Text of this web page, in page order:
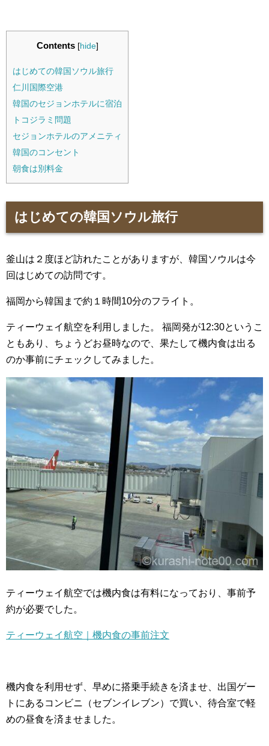
Contents [hide]
はじめての韓国ソウル旅行
仁川国際空港
韓国のセジョンホテルに宿泊
トコジラミ問題
セジョンホテルのアメニティ
韓国のコンセント
朝食は別料金
はじめての韓国ソウル旅行
釜山は２度ほど訪れたことがありますが、韓国ソウルは今
回はじめての訪問です。
福岡から韓国まで約１時間10分のフライト。
ティーウェイ航空を利用しました。 福岡発が12:30というこ
ともあり、ちょうどお昼時なので、果たして機内食は出る
のか事前にチェックしてみました。
ティーウェイ航空では機内食は有料になっており、事前予
約が必要でした。
ティーウェイ航空｜機内食の事前注文
機内食を利用せず、早めに搭乗手続きを済ませ、出国ゲー
トにあるコンビニ（セブンイレブン）で買い、待合室で軽
めの昼食を済ませました。